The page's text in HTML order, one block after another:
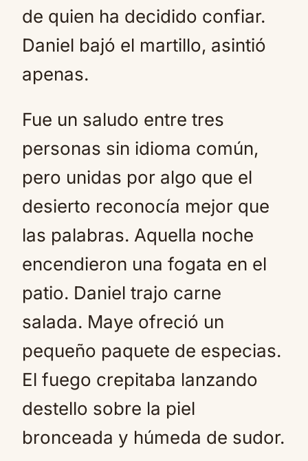
de quien ha decidido confiar.
Daniel bajó el martillo, asintió
apenas.
Fue un saludo entre tres
personas sin idioma común,
pero unidas por algo que el
desierto reconocía mejor que
las palabras. Aquella noche
encendieron una fogata en el
patio. Daniel trajo carne
salada. Maye ofreció un
pequeño paquete de especias.
El fuego crepitaba lanzando
destello sobre la piel
bronceada y húmeda de sudor.